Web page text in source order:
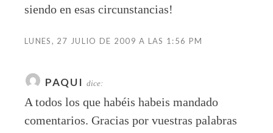
siendo en esas circunstancias!
LUNES, 27 JULIO DE 2009 A LAS 1:56 PM
PAQUI dice:
A todos los que habéis habeis mandado
comentarios. Gracias por vuestras palabras